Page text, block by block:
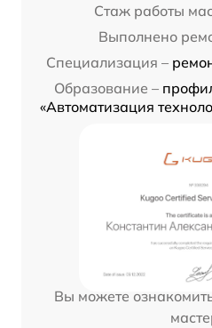
Стаж работы
Выполнено
Специализация –
Образование –
«Автоматизация
Вы можете